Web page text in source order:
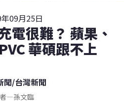
09月25日
電很難？ 蘋果、
華碩跟不上
聞/台灣新聞
—孫文臨